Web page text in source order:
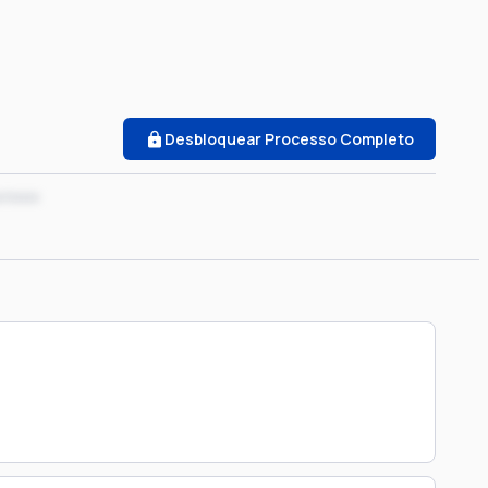
Desbloquear Processo Completo